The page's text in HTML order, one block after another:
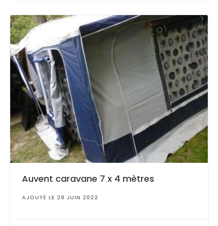
Auvent caravane 7 x 4 mètres
AJOUTÉ LE 29 JUIN 2022